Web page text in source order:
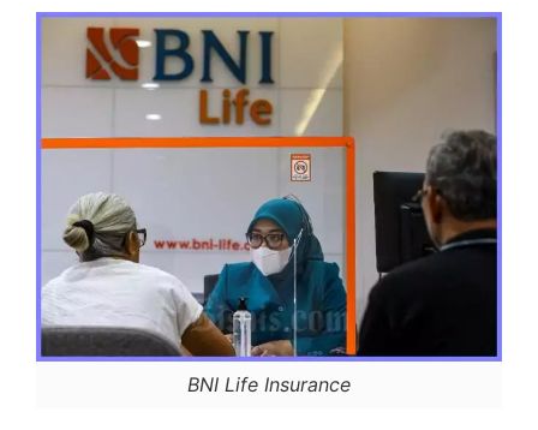
BNI Life Insurance